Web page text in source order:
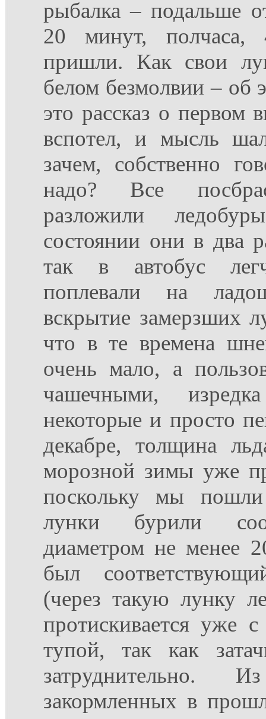
рыбалка – подальше
20 минут,
пришли. Как свои
белом безмолвии – об
это рассказ о
вспотел, и мысль
зачем, собственно
надо? Все
разложили
состоянии они в два
так в автобус
поплевали на
вскрытие замерзших
что в те времена
очень мало, а
чашечными,
некоторые и просто
декабре, толщина
морозной зимы уже
поскольку мы
лунки бурили
диаметром не менее
был
(через такую лунку
протискивается уже
тупой, так как
затруднительно.
закормленных в